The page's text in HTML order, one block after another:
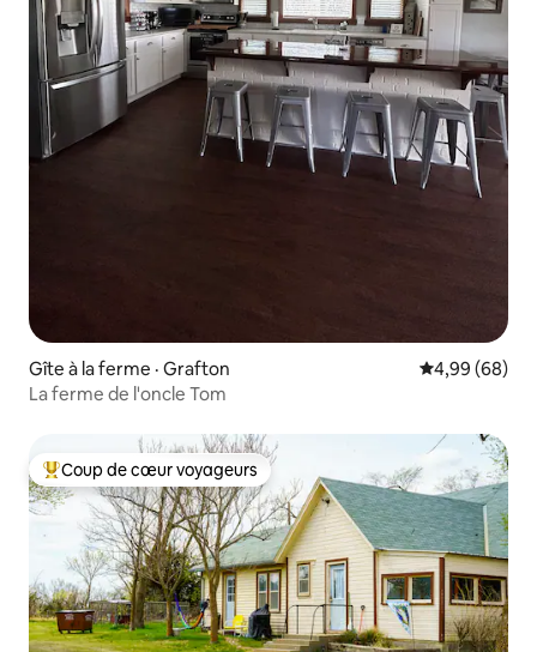
Gîte à la ferme · Grafton Note
4,99 (68)
La ferme de l'oncle Tom
Coup de cœur voyageurs parmi les plus aimés
Coup de cœur voyageurs